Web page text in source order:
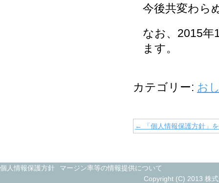
今後共変わら
なお、2015年
ます。
カテゴリー: お
← 「個人情報保護方針」
個人情報保護方針
マージン率等の情報提供について
Copyright (C) 2013 株